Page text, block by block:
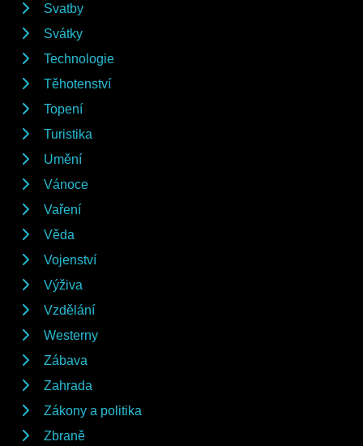
Svatby
Svátky
Technologie
Těhotenství
Topení
Turistika
Umění
Vánoce
Vaření
Věda
Vojenství
Výživa
Vzdělání
Westerny
Zábava
Zahrada
Zákony a politika
Zbraně